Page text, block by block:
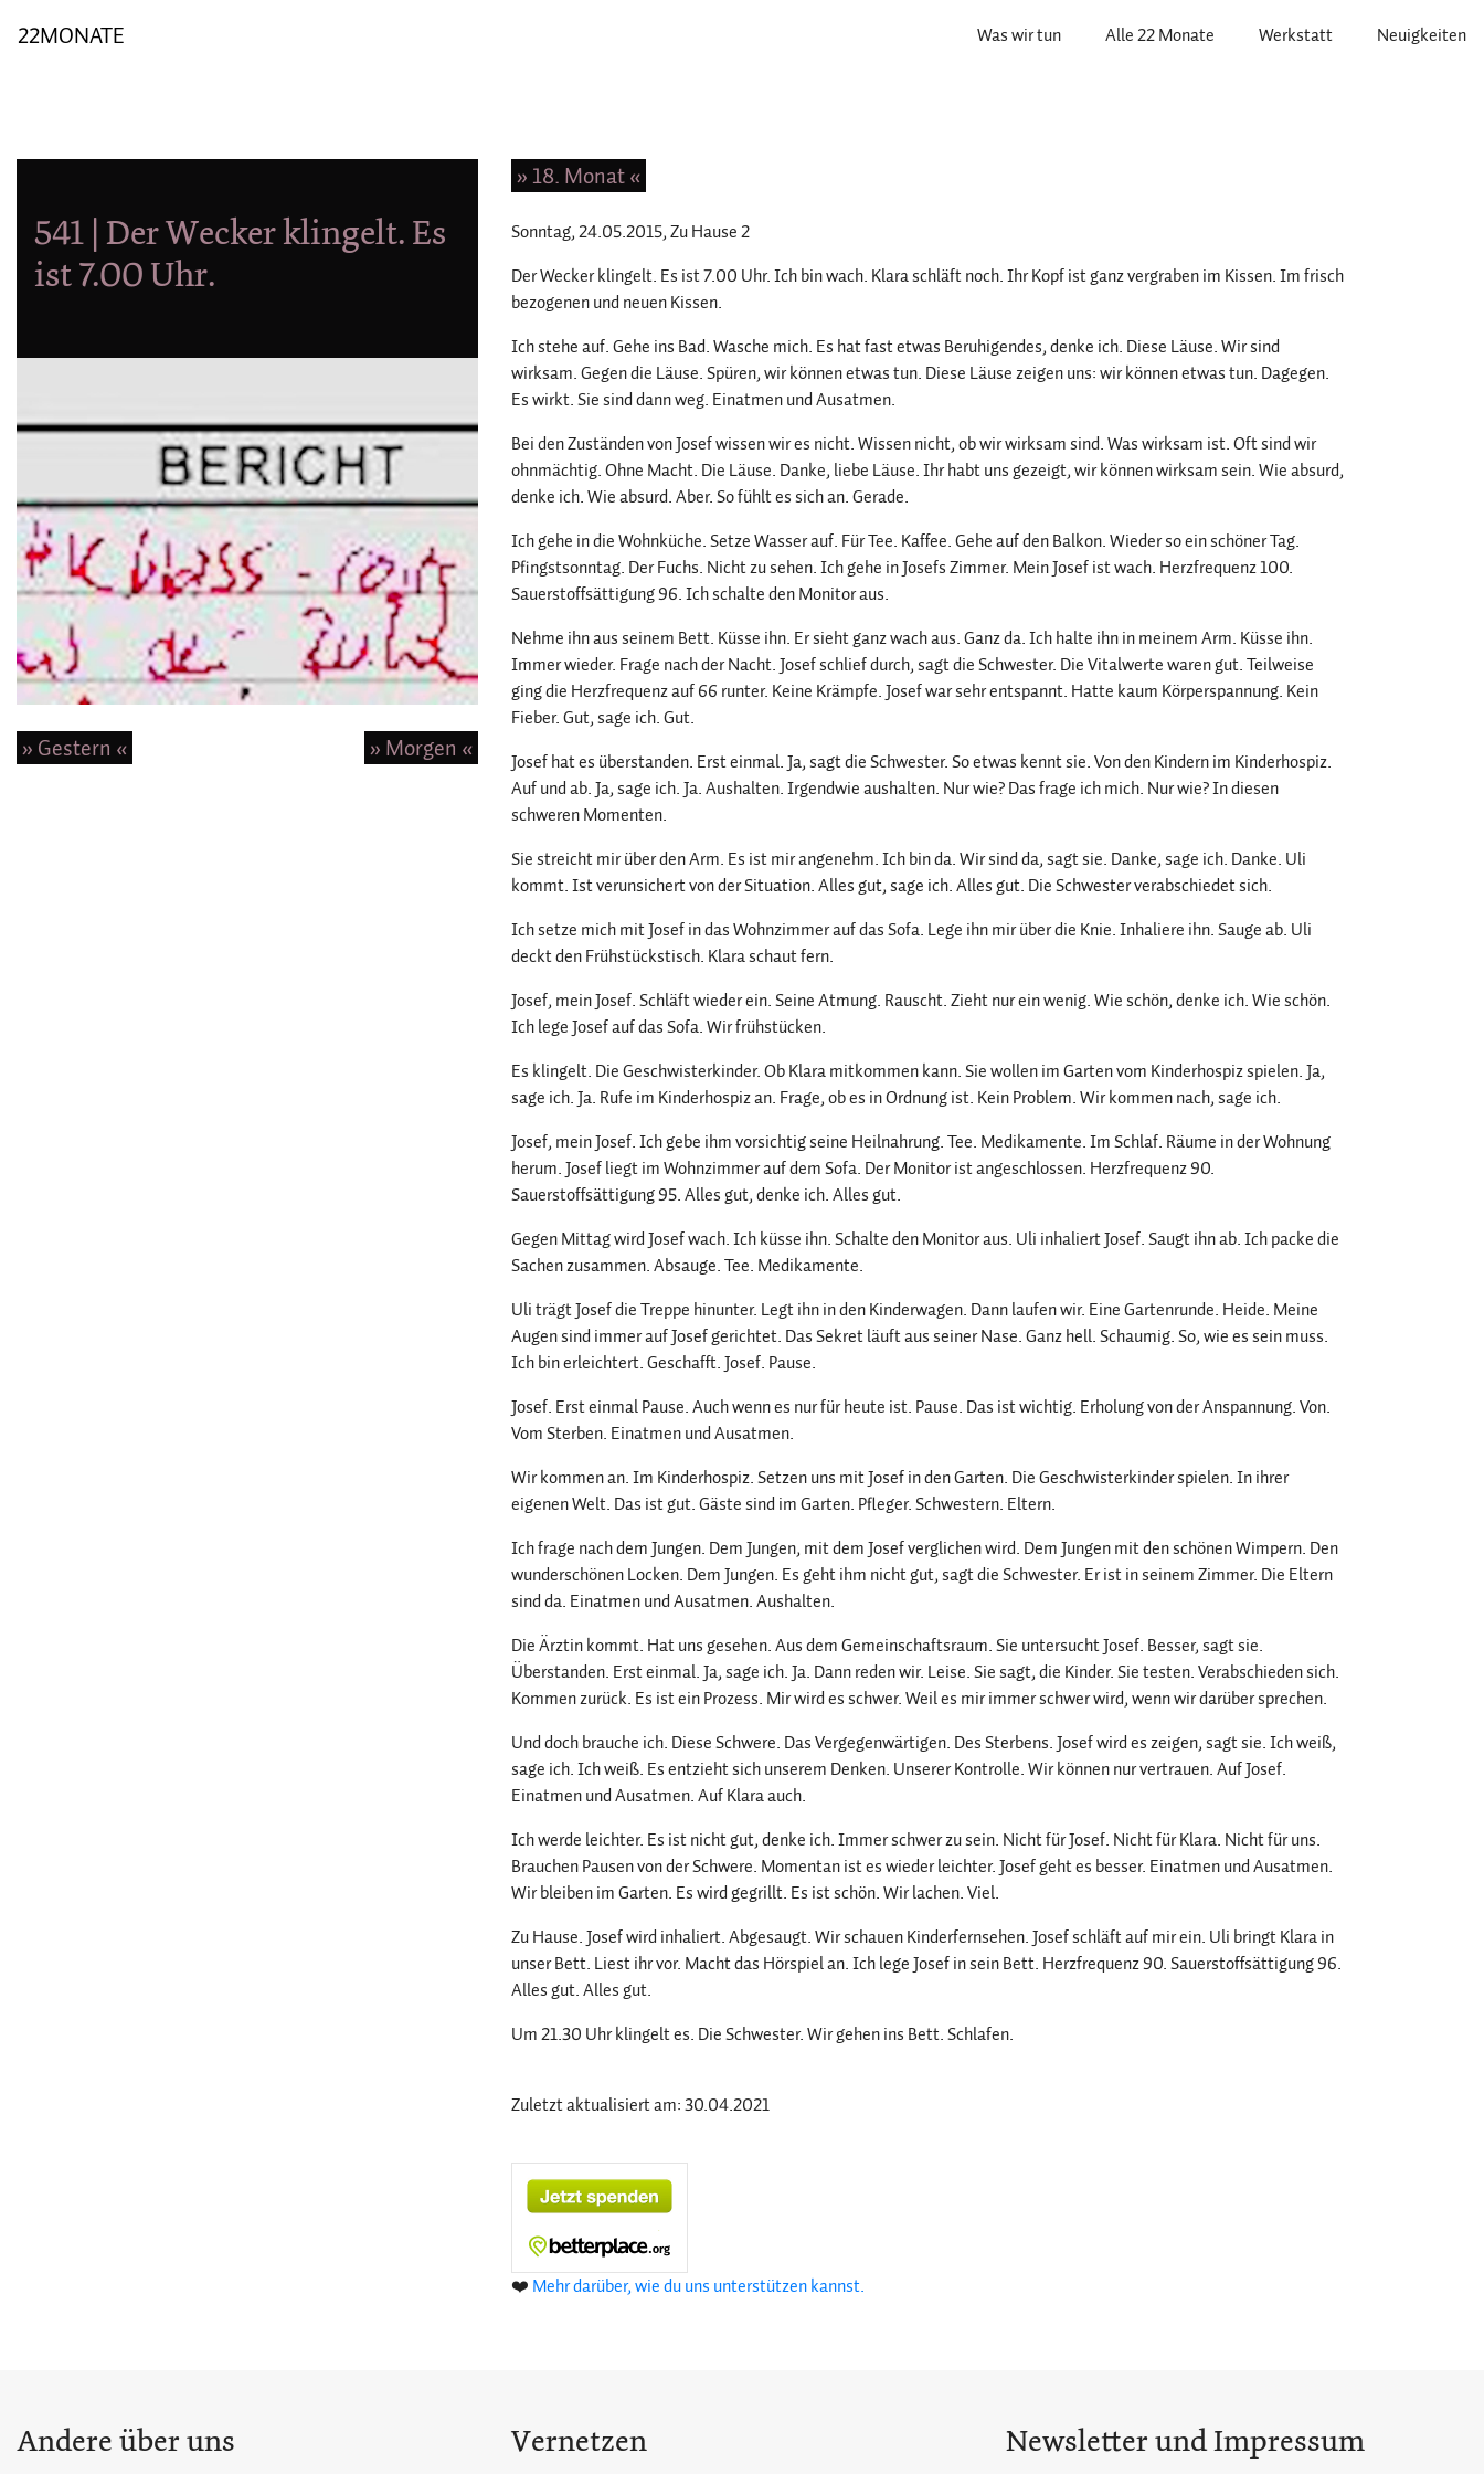
22MONATE Was wir tun Alle 22 Monate Werkstatt Neuigkeiten
541 | Der Wecker klingelt. Es
ist 7.00 Uhr.
» Gestern « » Morgen «
» 18. Monat «
Sonntag, 24.05.2015, Zu Hause 2
Der Wecker klingelt. Es ist 7.00 Uhr. Ich bin wach. Klara schläft noch. Ihr Kopf ist ganz vergraben im Kissen. Im frisch
bezogenen und neuen Kissen.
Ich stehe auf. Gehe ins Bad. Wasche mich. Es hat fast etwas Beruhigendes, denke ich. Diese Läuse. Wir sind
wirksam. Gegen die Läuse. Spüren, wir können etwas tun. Diese Läuse zeigen uns: wir können etwas tun. Dagegen.
Es wirkt. Sie sind dann weg. Einatmen und Ausatmen.
Bei den Zuständen von Josef wissen wir es nicht. Wissen nicht, ob wir wirksam sind. Was wirksam ist. Oft sind wir
ohnmächtig. Ohne Macht. Die Läuse. Danke, liebe Läuse. Ihr habt uns gezeigt, wir können wirksam sein. Wie absurd,
denke ich. Wie absurd. Aber. So fühlt es sich an. Gerade.
Ich gehe in die Wohnküche. Setze Wasser auf. Für Tee. Kaffee. Gehe auf den Balkon. Wieder so ein schöner Tag.
Pfingstsonntag. Der Fuchs. Nicht zu sehen. Ich gehe in Josefs Zimmer. Mein Josef ist wach. Herzfrequenz 100.
Sauerstoffsättigung 96. Ich schalte den Monitor aus.
Nehme ihn aus seinem Bett. Küsse ihn. Er sieht ganz wach aus. Ganz da. Ich halte ihn in meinem Arm. Küsse ihn.
Immer wieder. Frage nach der Nacht. Josef schlief durch, sagt die Schwester. Die Vitalwerte waren gut. Teilweise
ging die Herzfrequenz auf 66 runter. Keine Krämpfe. Josef war sehr entspannt. Hatte kaum Körperspannung. Kein
Fieber. Gut, sage ich. Gut.
Josef hat es überstanden. Erst einmal. Ja, sagt die Schwester. So etwas kennt sie. Von den Kindern im Kinderhospiz.
Auf und ab. Ja, sage ich. Ja. Aushalten. Irgendwie aushalten. Nur wie? Das frage ich mich. Nur wie? In diesen
schweren Momenten.
Sie streicht mir über den Arm. Es ist mir angenehm. Ich bin da. Wir sind da, sagt sie. Danke, sage ich. Danke. Uli
kommt. Ist verunsichert von der Situation. Alles gut, sage ich. Alles gut. Die Schwester verabschiedet sich.
Ich setze mich mit Josef in das Wohnzimmer auf das Sofa. Lege ihn mir über die Knie. Inhaliere ihn. Sauge ab. Uli
deckt den Frühstückstisch. Klara schaut fern.
Josef, mein Josef. Schläft wieder ein. Seine Atmung. Rauscht. Zieht nur ein wenig. Wie schön, denke ich. Wie schön.
Ich lege Josef auf das Sofa. Wir frühstücken.
Es klingelt. Die Geschwisterkinder. Ob Klara mitkommen kann. Sie wollen im Garten vom Kinderhospiz spielen. Ja,
sage ich. Ja. Rufe im Kinderhospiz an. Frage, ob es in Ordnung ist. Kein Problem. Wir kommen nach, sage ich.
Josef, mein Josef. Ich gebe ihm vorsichtig seine Heilnahrung. Tee. Medikamente. Im Schlaf. Räume in der Wohnung
herum. Josef liegt im Wohnzimmer auf dem Sofa. Der Monitor ist angeschlossen. Herzfrequenz 90.
Sauerstoffsättigung 95. Alles gut, denke ich. Alles gut.
Gegen Mittag wird Josef wach. Ich küsse ihn. Schalte den Monitor aus. Uli inhaliert Josef. Saugt ihn ab. Ich packe die
Sachen zusammen. Absauge. Tee. Medikamente.
Uli trägt Josef die Treppe hinunter. Legt ihn in den Kinderwagen. Dann laufen wir. Eine Gartenrunde. Heide. Meine
Augen sind immer auf Josef gerichtet. Das Sekret läuft aus seiner Nase. Ganz hell. Schaumig. So, wie es sein muss.
Ich bin erleichtert. Geschafft. Josef. Pause.
Josef. Erst einmal Pause. Auch wenn es nur für heute ist. Pause. Das ist wichtig. Erholung von der Anspannung. Von.
Vom Sterben. Einatmen und Ausatmen.
Wir kommen an. Im Kinderhospiz. Setzen uns mit Josef in den Garten. Die Geschwisterkinder spielen. In ihrer
eigenen Welt. Das ist gut. Gäste sind im Garten. Pfleger. Schwestern. Eltern.
Ich frage nach dem Jungen. Dem Jungen, mit dem Josef verglichen wird. Dem Jungen mit den schönen Wimpern. Den
wunderschönen Locken. Dem Jungen. Es geht ihm nicht gut, sagt die Schwester. Er ist in seinem Zimmer. Die Eltern
sind da. Einatmen und Ausatmen. Aushalten.
Die Ärztin kommt. Hat uns gesehen. Aus dem Gemeinschaftsraum. Sie untersucht Josef. Besser, sagt sie.
Überstanden. Erst einmal. Ja, sage ich. Ja. Dann reden wir. Leise. Sie sagt, die Kinder. Sie testen. Verabschieden sich.
Kommen zurück. Es ist ein Prozess. Mir wird es schwer. Weil es mir immer schwer wird, wenn wir darüber sprechen.
Und doch brauche ich. Diese Schwere. Das Vergegenwärtigen. Des Sterbens. Josef wird es zeigen, sagt sie. Ich weiß,
sage ich. Ich weiß. Es entzieht sich unserem Denken. Unserer Kontrolle. Wir können nur vertrauen. Auf Josef.
Einatmen und Ausatmen. Auf Klara auch.
Ich werde leichter. Es ist nicht gut, denke ich. Immer schwer zu sein. Nicht für Josef. Nicht für Klara. Nicht für uns.
Brauchen Pausen von der Schwere. Momentan ist es wieder leichter. Josef geht es besser. Einatmen und Ausatmen.
Wir bleiben im Garten. Es wird gegrillt. Es ist schön. Wir lachen. Viel.
Zu Hause. Josef wird inhaliert. Abgesaugt. Wir schauen Kinderfernsehen. Josef schläft auf mir ein. Uli bringt Klara in
unser Bett. Liest ihr vor. Macht das Hörspiel an. Ich lege Josef in sein Bett. Herzfrequenz 90. Sauerstoffsättigung 96.
Alles gut. Alles gut.
Um 21.30 Uhr klingelt es. Die Schwester. Wir gehen ins Bett. Schlafen.
Zuletzt aktualisiert am: 30.04.2021
❤️ Mehr darüber, wie du uns unterstützen kannst.
Andere über uns Vernetzen Newsletter und Impressum